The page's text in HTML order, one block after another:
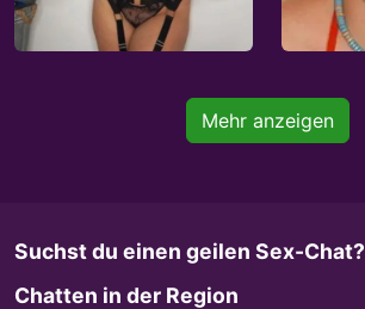
Mehr anzeigen
Suchst du einen geilen Sex-Chat?
Chatten in der Region